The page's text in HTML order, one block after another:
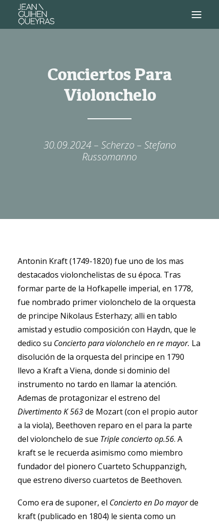
RECHERCHE
Conciertos Para
Violonchelo
30.09.2024 – Scherzo – Stefano
Russomanno
Antonin Kraft (1749-1820) fue uno de los mas
destacados violonchelistas de su época. Tras
formar parte de la Hofkapelle imperial, en 1778,
fue nombrado primer violonchelo de la orquesta
de principe Nikolaus Esterhazy; alli en tablo
amistad y estudio composición con Haydn, que le
dedico su Concierto para violonchelo en re mayor. La
disolución de la orquesta del principe en 1790
llevo a Kraft a Viena, donde si dominio del
instrumento no tardo en llamar la atención.
Ademas de protagonizar el estreno del
Divertimento K 563de Mozart (con el propio autor
a la viola), Beethoven reparo en el para la parte
del violonchelo de sue Tripleconcierto op.56. A
kraft se le recuerda asimismo como miembro
fundador del pionero Cuarteto Schuppanzigh,
que estreno diverso cuartetos de Beethoven.
Como era de suponer, el Concierto en Do mayorde
kraft (publicado en 1804) le sienta como un